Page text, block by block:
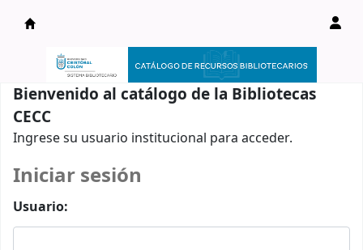
Catálogo en línea
Bienvenido al catálogo de la Bibliotecas
CECC
Ingrese su usuario institucional para acceder.
Iniciar sesión
Usuario: